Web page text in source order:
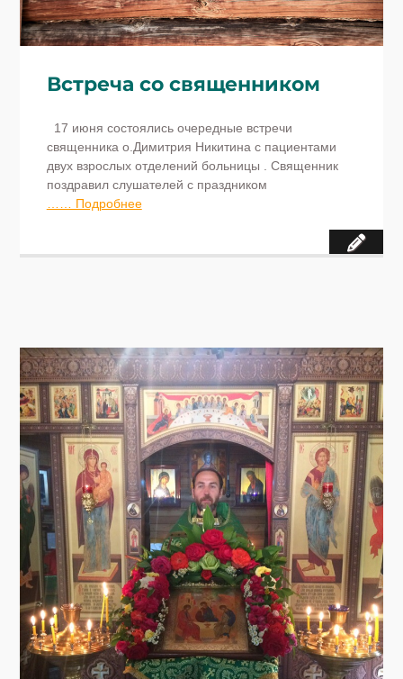
Встреча со священником
17 июня состоялись очередные встречи
священника о.Димитрия Никитина с пациентами
двух взрослых отделений больницы . Священник
поздравил слушателей с праздником
…… Подробнее